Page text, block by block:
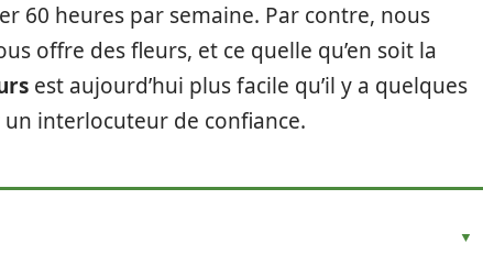
60 heures par semaine. Par contre, nous
offre des fleurs, et ce quelle qu’en soit la
est aujourd’hui plus facile qu’il y a quelques
interlocuteur de confiance.